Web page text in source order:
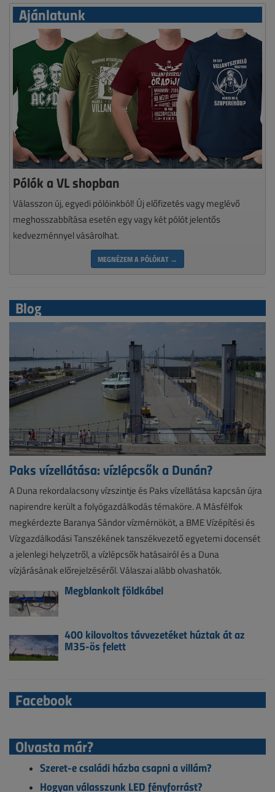
Ajánlatunk
Pólók a VL shopban
Válasszon új, egyedi pólóinkból! Új előfizetés vagy meglévő
meghosszabbítása esetén egy vagy két pólót jelentős
kedvezménnyel vásárolhat.
MEGNÉZEM A PÓLÓKAT →
Blog
Paks vízellátása: vízlépcsők a Dunán?
A Duna rekordalacsony vízszintje és Paks vízellátása kapcsán újra
napirendre került a folyógazdálkodás témaköre. A Másfélfok
megkérdezte Baranya Sándor vízmérnököt, a BME Vízépítési és
Vízgazdálkodási Tanszékének tanszékvezető egyetemi docensét
a jelenlegi helyzetről, a vízlépcsők hatásairól és a Duna
vízjárásának előrejelzéséről. Válaszai alább olvashatók.
Megblankolt földkábel
400 kilovoltos távvezetéket húztak át az
M35-ös felett
Facebook
Olvasta már?
Szeret-e családi házba csapni a villám?
Hogyan válasszunk LED fényforrást?